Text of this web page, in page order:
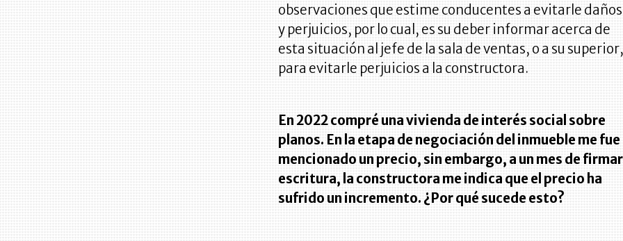
observaciones que estime conducentes a evitarle daños
y perjuicios, por lo cual, es su deber informar acerca de
esta situación al jefe de la sala de ventas, o a su superior,
para evitarle perjuicios a la constructora.
En 2022 compré una vivienda de interés social sobre
planos. En la etapa de negociación del inmueble me fue
mencionado un precio, sin embargo, a un mes de firmar
escritura, la constructora me indica que el precio ha
sufrido un incremento. ¿Por qué sucede esto?